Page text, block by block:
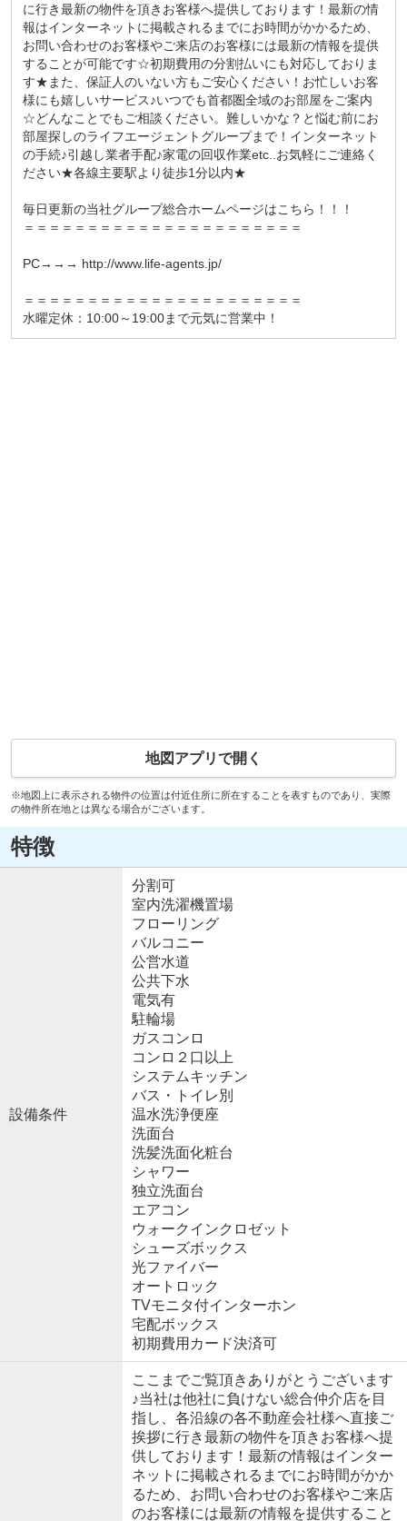
に行き最新の物件を頂きお客様へ提供しております！最新の情
報はインターネットに掲載されるまでにお時間がかかるため、
お問い合わせのお客様やご来店のお客様には最新の情報を提供
することが可能です☆初期費用の分割払いにも対応しておりま
す★また、保証人のいない方もご安心ください！お忙しいお客
様にも嬉しいサービス♪いつでも首都圏全域のお部屋をご案内
☆どんなことでもご相談ください。難しいかな？と悩む前にお
部屋探しのライフエージェントグループまで！インターネット
の手続♪引越し業者手配♪家電の回収作業etc..お気軽にご連絡く
ださい★各線主要駅より徒歩1分以内★
毎日更新の当社グループ総合ホームページはこちら！！！
＝＝＝＝＝＝＝＝＝＝＝＝＝＝＝＝＝＝＝＝＝＝
PC→→→ http://www.life-agents.jp/
＝＝＝＝＝＝＝＝＝＝＝＝＝＝＝＝＝＝＝＝＝＝
水曜定休：10:00～19:00まで元気に営業中！
地図アプリで開く
※地図上に表示される物件の位置は付近住所に所在することを表すものであり、実際
の物件所在地とは異なる場合がございます。
特徴
設備条件
分割可
室内洗濯機置場
フローリング
バルコニー
公営水道
公共下水
電気有
駐輪場
ガスコンロ
コンロ２口以上
システムキッチン
バス・トイレ別
温水洗浄便座
洗面台
洗髪洗面化粧台
シャワー
独立洗面台
エアコン
ウォークインクロゼット
シューズボックス
光ファイバー
オートロック
TVモニタ付インターホン
宅配ボックス
初期費用カード決済可
ここまでご覧頂きありがとうございます
♪当社は他社に負けない総合仲介店を目
指し、各沿線の各不動産会社様へ直接ご
挨拶に行き最新の物件を頂きお客様へ提
供しております！最新の情報はインター
ネットに掲載されるまでにお時間がかか
るため、お問い合わせのお客様やご来店
のお客様には最新の情報を提供すること